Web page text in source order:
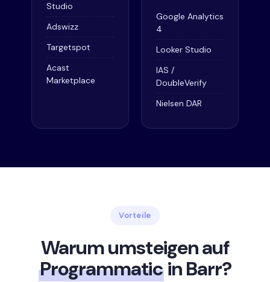
Studio
Adswizz
Targetspot
Acast
Marketplace
Google Analytics
4
Looker Studio
IAS /
DoubleVerify
Nielsen DAR
Vorteile
Warum umsteigen auf
Programmaticin Barr?